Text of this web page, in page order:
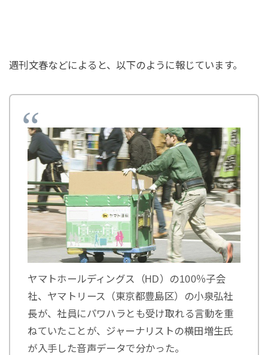
週刊文春などによると、以下のように報じています。
ヤマトホールディングス（HD）の100％子会
社、ヤマトリース（東京都豊島区）の小泉弘社
長が、社員にパワハラとも受け取れる言動を重
ねていたことが、ジャーナリストの横田増生氏
が入手した音声データで分かった。